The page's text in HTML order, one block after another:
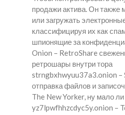
продажи актива. Он также
или загружать
классифицируя их как
шпионящие за
Onion – RetroShare
ретрошары внутри тора
strngbxhwyuu37a3.onion –
отправка файлов и
The New Yorker, ну мало ли
yz7lpwfhhzcdyc5y.onion –